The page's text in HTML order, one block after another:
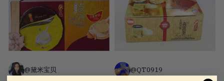
@黛米宝贝 @QT0919